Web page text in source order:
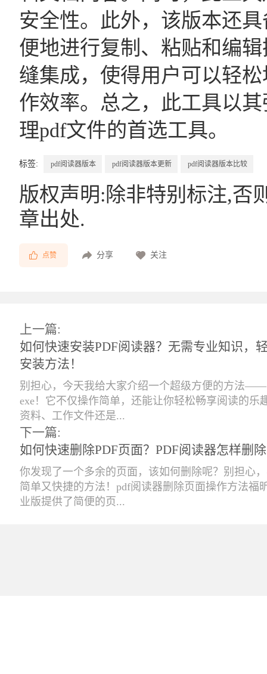
安全性。此外，该版本还
便地进行复制、粘贴和编
缝集成，使得用户可以轻
作效率。总之，此工具以
理pdf文件的首选工具。
标签: pdf阅读器版本 pdf阅读器版本更新 pdf阅读器版本比较
版权声明:除非特别标注,否
章出处.
点赞 分享 关注
上一篇:
如何快速安装PDF阅读器？无需专业知识，
安装方法！
别担心，今天我给大家介绍一个超级方便的方法——
exe！它不仅操作简单，还能让你轻松畅享阅读的乐
资料、工作文件还是...
下一篇:
如何快速删除PDF页面？PDF阅读器怎样删
你发现了一个多余的页面，该如何删除呢？别担心
简单又快捷的方法！pdf阅读器删除页面操作方法福
业版提供了简便的页...